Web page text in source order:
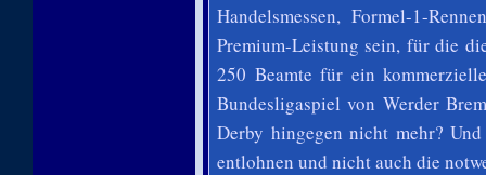
Handelsmessen, Formel-1-
Premium-Leistung sein, für die
250 Beamte für ein
Bundesligaspiel von Werder
Derby hingegen nicht mehr?
entlohnen und nicht auch die